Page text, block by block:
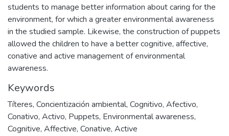
students to manage better information about caring for the
environment, for which a greater environmental awareness
in the studied sample. Likewise, the construction of puppets
allowed the children to have a better cognitive, affective,
conative and active management of environmental
awareness.
Keywords
Títeres, Concientización ambiental, Cognitivo, Afectivo,
Conativo, Activo, Puppets, Environmental awareness,
Cognitive, Affective, Conative, Active